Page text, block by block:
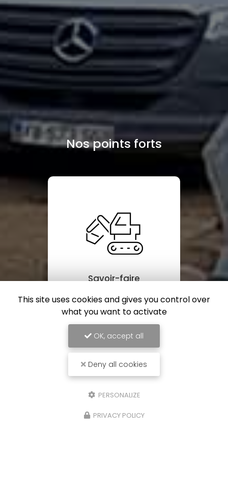
Nos points forts
Savoir-faire
Plus de 15 ans
This site uses cookies and gives you control over
what you want to activate
OK, accept all
Deny all cookies
PERSONALIZE
PRIVACY POLICY